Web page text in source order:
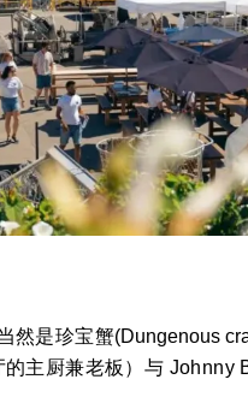
然是珍宝蟹(Dungenous
主厨兼老板）与 Johnny